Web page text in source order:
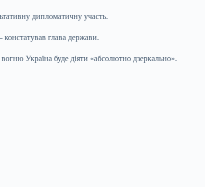
дипломатичну участь.
глава держави.
Україна буде діяти «абсолютно дзеркально».